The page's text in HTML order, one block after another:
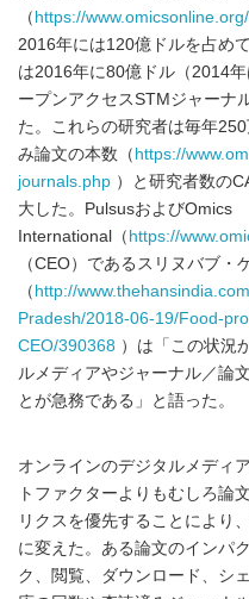
（ https://
2016年には120億ドルを占め
は2016年に80億ドル（2014
ープンアクセスSTMジャーナ
た。これらの研究者は毎年
み論文の本数（ https://
journals.php ）と研究者数の
大した。PulsusおよびOmics
International（ https://
（CEO）であるスリヌバブ・
（ http://
Pradesh/2018-06-19/Food-
CEO/390368 ）は「この状況
ルメディアやジャーナル／論
とが急務である」と語った。
オンラインのデジタルメディ
トファクターよりもむしろ論
リクスを優先することにより
に変えた。ある論文のインパ
ク、閲覧、ダウンロード、シ